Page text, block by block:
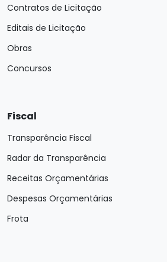
Contratos de Licitação
Editais de Licitação
Obras
Concursos
Fiscal
Transparência Fiscal
Radar da Transparência
Receitas Orçamentárias
Despesas Orçamentárias
Frota